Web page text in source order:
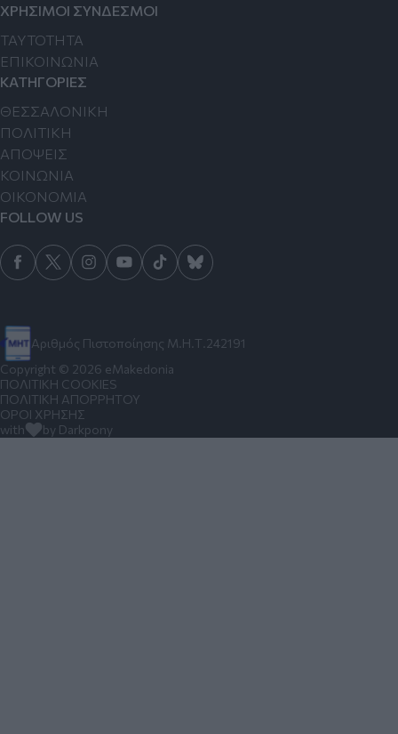
Αριθμός Πιστοποίησης Μ.Η.Τ.242191
ΧΡΗΣΙΜΟΙ ΣΥΝΔΕΣΜΟΙ
TAYTOTHTA
ΕΠΙΚΟΙΝΩΝΙΑ
ΚΑΤΗΓΟΡΙΕΣ
ΘΕΣΣΑΛΟΝΙΚΗ
ΠΟΛΙΤΙΚΗ
ΑΠΟΨΕΙΣ
ΚΟΙΝΩΝΙΑ
ΟΙΚΟΝΟΜΙΑ
FOLLOW US
Copyright © 2026 eMakedonia
ΠΟΛΙΤΙΚΗ COOKIES
ΠΟΛΙΤΙΚΗ ΑΠΟΡΡΗΤΟΥ
ΟΡΟΙ ΧΡΗΣΗΣ
with
by Darkpony